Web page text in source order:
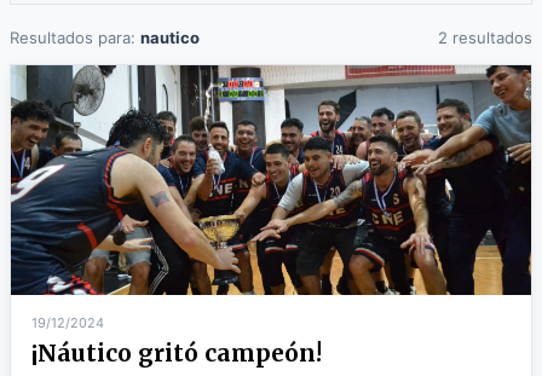
Resultados para: nautico 2 resultados
19/12/2024
¡Náutico gritó campeón!